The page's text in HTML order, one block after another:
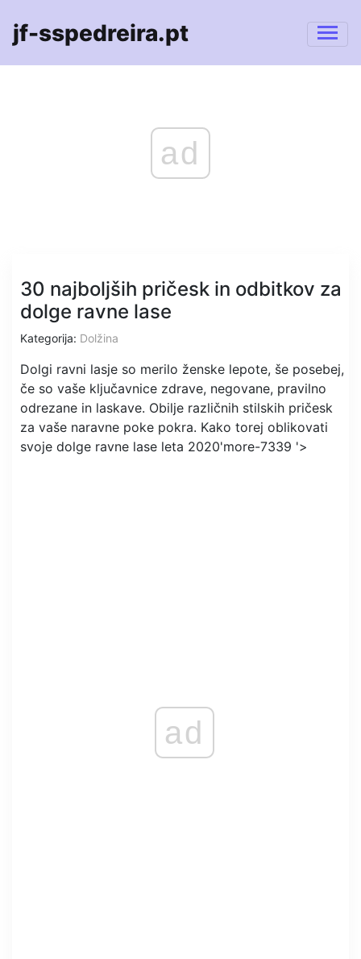
jf-sspedreira.pt
ad
30 najboljših pričesk in odbitkov za
dolge ravne lase
Kategorija: Dolžina
Dolgi ravni lasje so merilo ženske lepote, še posebej,
če so vaše ključavnice zdrave, negovane, pravilno
odrezane in laskave. Obilje različnih stilskih pričesk
za vaše naravne poke pokra. Kako torej oblikovati
svoje dolge ravne lase leta 2020'more-7339 '>
ad